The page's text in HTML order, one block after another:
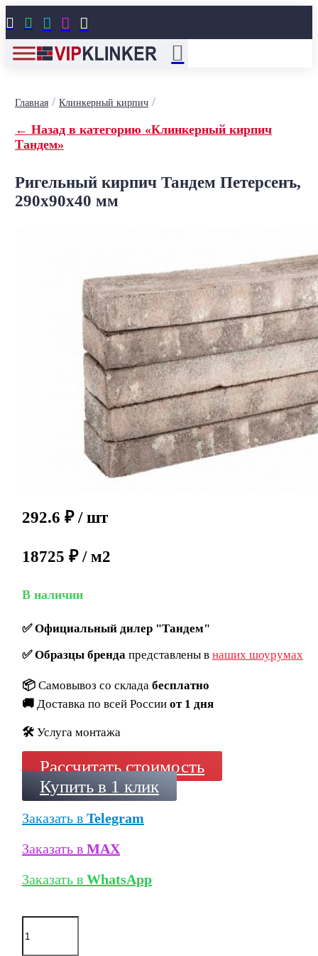
    
Главная/ Клинкерный кирпич/
← Назад в категорию «Клинкерный кирпич
Тандем»
Ригельный кирпич Тандем Петерсенъ,
290x90x40 мм
292.6 ₽ / шт
18725 ₽ / м2
В наличии
✅Официальный дилер "Тандем"
✅Образцы брендапредставлены в наших шоурумах
📦 Самовывоз со склада бесплатно
🚚 Доставка по всей России от 1 дня
🛠️ Услуга монтажа
Рассчитать стоимость
Купить в 1 клик
Заказать в Telegram
Заказать в MAX
Заказать в WhatsApp
Количество
товара